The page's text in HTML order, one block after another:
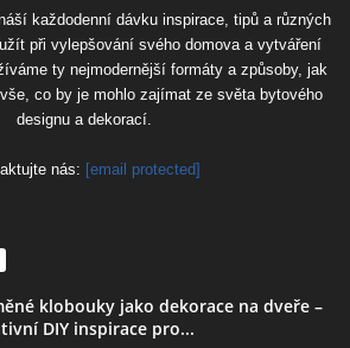
každodenní dávku inspirace, tipů a různých
při vylepšování svého domova a vytváření
ty nejmodernější formáty a způsoby, jak
co by je mohlo zajímat ze světa bytového
designu a dekorací.
nás: [email protected]
klobouky jako dekorace na dveře –
DIY inspirace pro...